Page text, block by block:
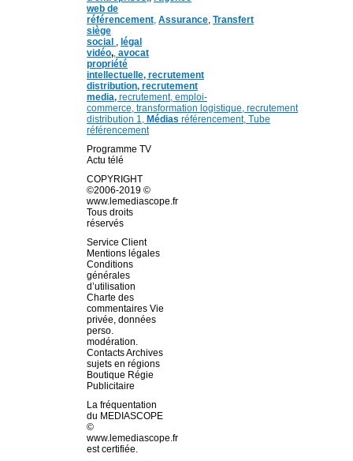
web de
référencement Assurance Transfert
siège
social
légal
vidéo, avocat
propriété
intellectuelle, recrutement
distribution, recrutement
media, recrutement, emploi-
commerce, transformation logistique, recrutement
distribution 1, Médias référencement, Tube
référencement
Programme TV
Actu télé
COPYRIGHT
©2006-2019 ©
www.lemediascope.fr
Tous droits
réservés
Service Client
Mentions légales
Conditions
générales
d’utilisation
Charte des
commentaires Vie
privée, données
perso.
modération.
Contacts Archives
sujets en régions
Boutique Régie
Publicitaire
La fréquentation
du MEDIASCOPE
©
www.lemediascope.fr
est certifiée.